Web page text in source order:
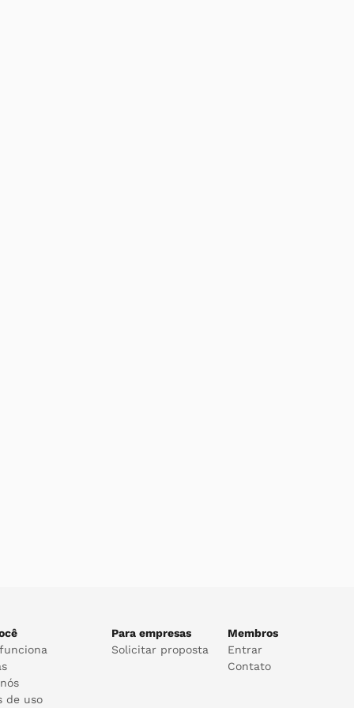
de uso
Para empresas
Solicitar proposta
Membros
Entrar
Contato